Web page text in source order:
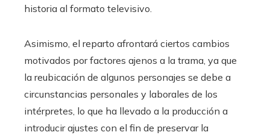
historia al formato televisivo.
Asimismo, el reparto afrontará ciertos cambios
motivados por factores ajenos a la trama, ya que
la reubicación de algunos personajes se debe a
circunstancias personales y laborales de los
intérpretes, lo que ha llevado a la producción a
introducir ajustes con el fin de preservar la